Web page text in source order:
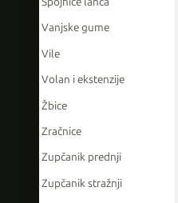
Vanjske gume
Vile
Volan i ekstenzije
Žbice
Zračnice
Zupčanik prednji
Zupčanik stražnji